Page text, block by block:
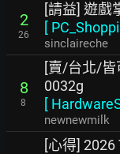
2
26
[請益] 遊戲
[
sinclaireche
8
8
[賣/台北/皆
0032g
[
newnewmilk
[心得]